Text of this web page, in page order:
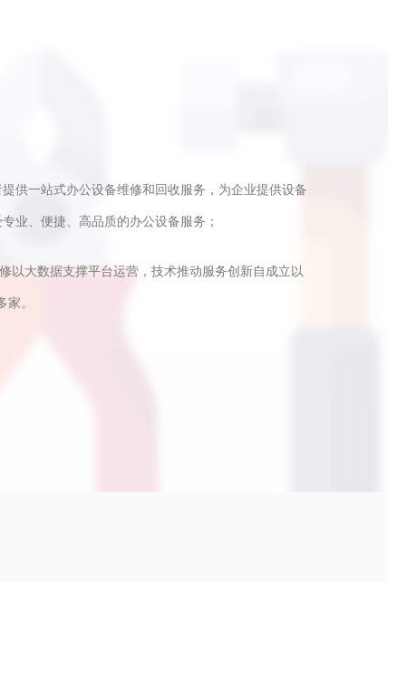
供一站式办公设备维修和回收服务，为企业提供设备
业、便捷、高品质的办公设备服务；
以大数据支撑平台运营，技术推动服务创新自成立以
。